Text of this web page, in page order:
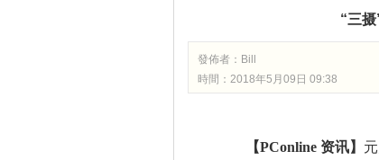
“三
發佈者： Bill
時間：2018年5月09日 09:38
【PConline 资讯】